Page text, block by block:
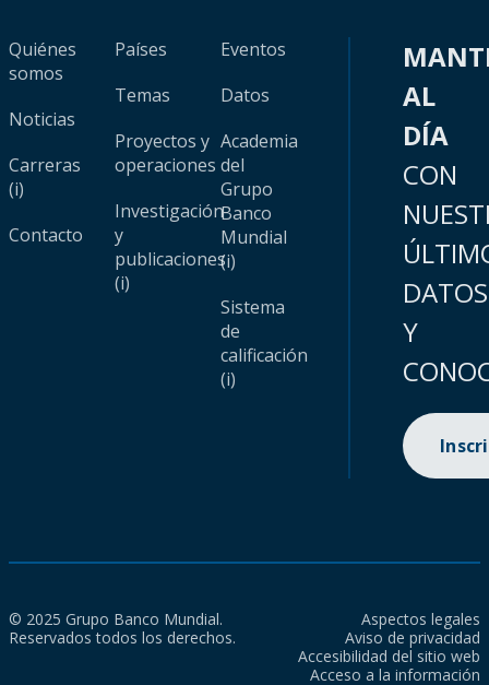
Quiénes
somos
Noticias
Carreras
(i)
Contacto
Países
Temas
Proyectos y
operaciones
Investigación
y
publicaciones
(i)
Eventos
Datos
Academia
del
Grupo
Banco
Mundial
(i)
Sistema
de
calificación
(i)
AL
DÍA
CON
DATOS
Y
© 2025 Grupo Banco Mundial.
Reservados todos los derechos.
Aspectos legales
Aviso de privacidad
Accesibilidad del sitio web
Acceso a la información